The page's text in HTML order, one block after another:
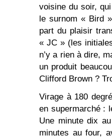
voisine du soir,
le surnom « Bird
part du plaisir
« JC » (les
n’y a rien à dire,
un produit
Clifford Brown ?
Virage à 180
en supermarché :
Une minute dix
minutes au four,